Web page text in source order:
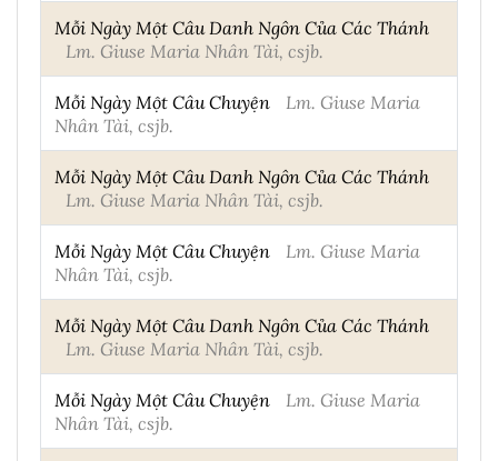
Mỗi Ngày Một Câu Danh Ngôn Của Các Thánh
Lm. Giuse Maria Nhân Tài, csjb.
Mỗi Ngày Một Câu Chuyện
Lm. Giuse Maria
Nhân Tài, csjb.
Mỗi Ngày Một Câu Danh Ngôn Của Các Thánh
Lm. Giuse Maria Nhân Tài, csjb.
Mỗi Ngày Một Câu Chuyện
Lm. Giuse Maria
Nhân Tài, csjb.
Mỗi Ngày Một Câu Danh Ngôn Của Các Thánh
Lm. Giuse Maria Nhân Tài, csjb.
Mỗi Ngày Một Câu Chuyện
Lm. Giuse Maria
Nhân Tài, csjb.